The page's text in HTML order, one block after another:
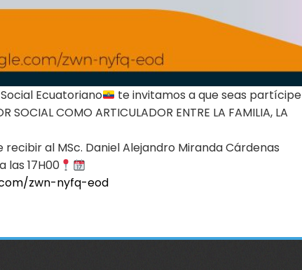
Ecuatoriano
te invitamos a que seas partícipe
COMO ARTICULADOR ENTRE LA FAMILIA, LA
al MSc. Daniel Alejandro Miranda Cárdenas
las 17H00
zwn-nyfq-eod